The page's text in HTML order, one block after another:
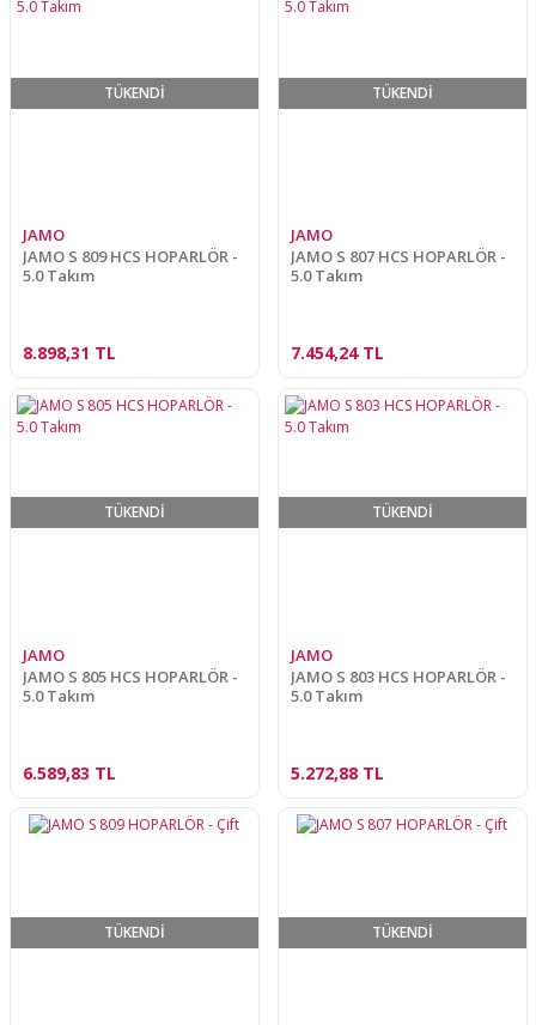
TÜKENDİ
JAMO
JAMO S 809 HCS HOPARLÖR -
5.0 Takım
8.898,31 TL
TÜKENDİ
JAMO
JAMO S 807 HCS HOPARLÖR -
5.0 Takım
7.454,24 TL
TÜKENDİ
JAMO
JAMO S 805 HCS HOPARLÖR -
5.0 Takım
6.589,83 TL
TÜKENDİ
JAMO
JAMO S 803 HCS HOPARLÖR -
5.0 Takım
5.272,88 TL
TÜKENDİ TÜKENDİ